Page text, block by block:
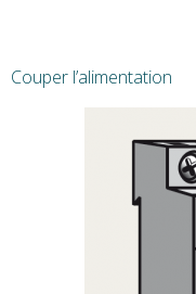
Couper l’alimentation